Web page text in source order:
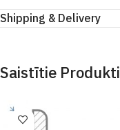
Shipping & Delivery
Saistītie Produkti